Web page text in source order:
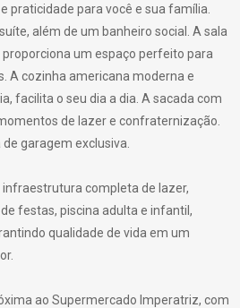
praticidade para você e sua família.
além de um banheiro social. A sala
um espaço perfeito para
A cozinha americana moderna e
facilita o seu dia a dia. A sacada com
de lazer e confraternização.
garagem exclusiva.
completa de lazer,
festas, piscina adulta e infantil,
qualidade de vida em um
ao Supermercado Imperatriz, com